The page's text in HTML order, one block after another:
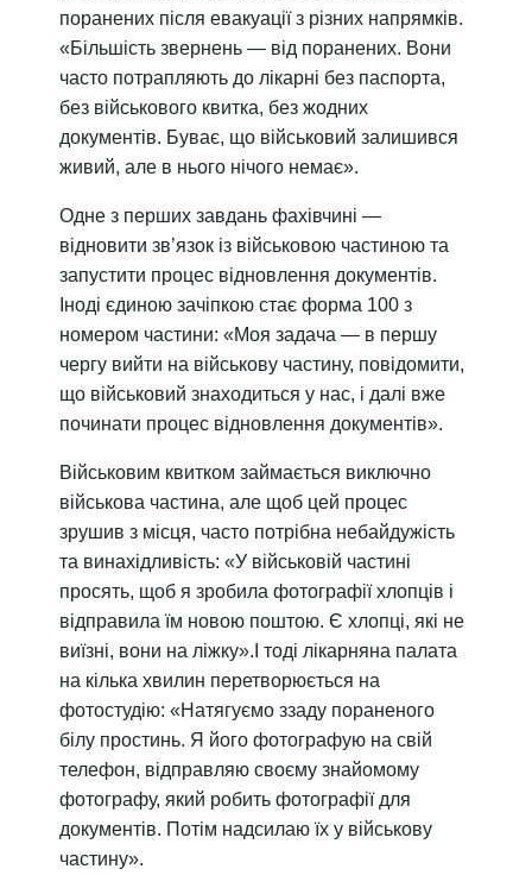
поранених після евакуації з різних напрямків.
«Більшість звернень — від поранених. Вони
часто потрапляють до лікарні без паспорта,
без військового квитка, без жодних
документів. Буває, що військовий залишився
живий, але в нього нічого немає».
Одне з перших завдань фахівчині —
відновити зв’язок із військовою частиною та
запустити процес відновлення документів.
Іноді єдиною зачіпкою стає форма 100 з
номером частини: «Моя задача — в першу
чергу вийти на військову частину, повідомити,
що військовий знаходиться у нас, і далі вже
починати процес відновлення документів».
Військовим квитком займається виключно
військова частина, але щоб цей процес
зрушив з місця, часто потрібна небайдужість
та винахідливість: «У військовій частині
просять, щоб я зробила фотографії хлопців і
відправила їм новою поштою. Є хлопці, які не
виїзні, вони на ліжку».І тоді лікарняна палата
на кілька хвилин перетворюється на
фотостудію: «Натягуємо ззаду пораненого
білу простинь. Я його фотографую на свій
телефон, відправляю своєму знайомому
фотографу, який робить фотографії для
документів. Потім надсилаю їх у військову
частину».